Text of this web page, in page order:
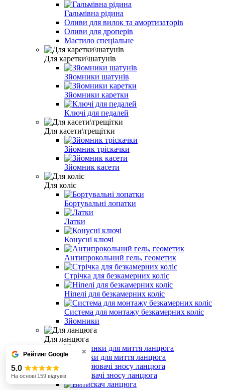
Гальмівна рідина
Оливи для вилок та амортизаторів
Оливи для дроперів
Мастило спеціальне
Для каретки\шатунів
Зйомники шатунів
Зйомники каретки
Ключі для педалей
Для касети\трещітки
Зйомник тріскачки
Зйомник касети
Для коліс
Бортувальні лопатки
Латки
Конусні ключі
Антипрокольний гель, геометик
Стрічка для безкамерних коліс
Ніпелі для безкамерних коліс
Система для монтажу безкамерних коліс
Зйомники
Для ланцюга
Машинки для миття ланцюга
Вимірювачі зносу ланцюга
✖
Рейтинг Google
5.0 ★★★★★
На основі 159 відгуків